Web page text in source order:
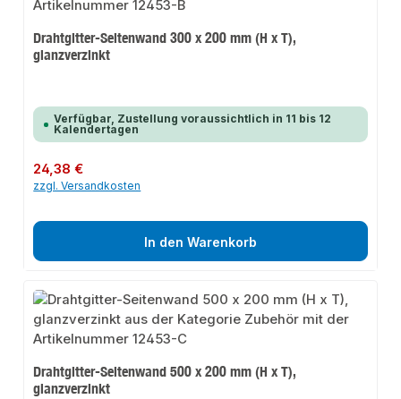
Drahtgitter-Seitenwand 300 x 200 mm (H x T),
glanzverzinkt
Verfügbar, Zustellung voraussichtlich in 11 bis 12
Kalendertagen
Regulärer Preis:
24,38 €
zzgl. Versandkosten
In den Warenkorb
Drahtgitter-Seitenwand 500 x 200 mm (H x T),
glanzverzinkt